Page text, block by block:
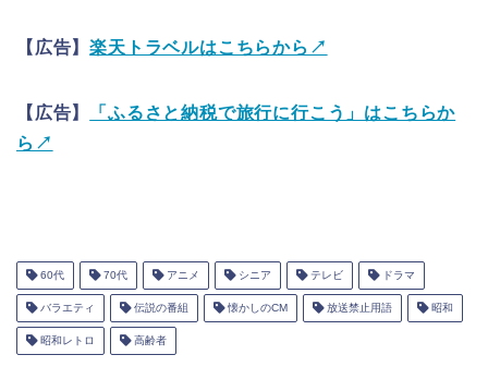
【広告】楽天トラベルはこちらから↗
【広告】
「ふるさと納税で旅行に行こう」はこちらか
ら↗
60代 70代 アニメ シニア テレビ ドラマ
バラエティ 伝説の番組 懐かしのCM 放送禁止用語 昭和
昭和レトロ 高齢者